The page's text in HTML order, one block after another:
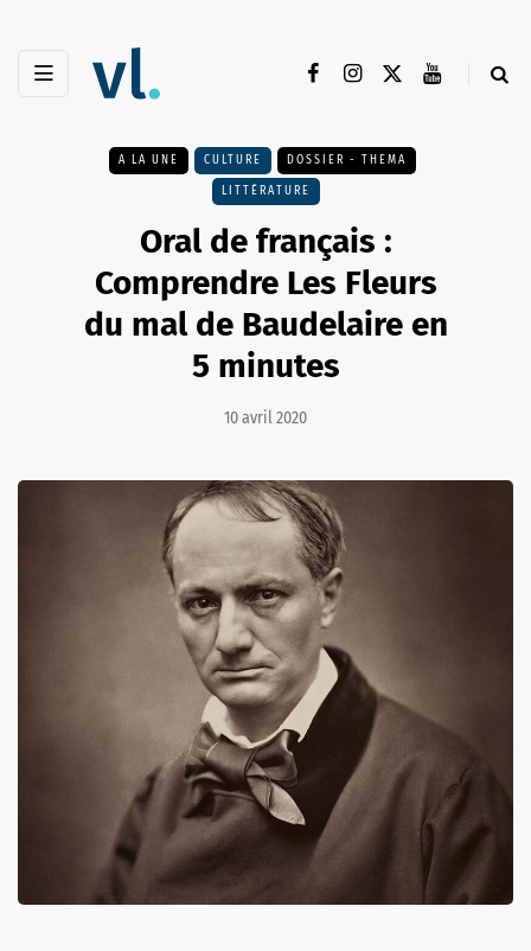
A LA UNE CULTURE DOSSIER - THEMA
LITTÉRATURE
Oral de français :
Comprendre Les Fleurs
du mal de Baudelaire en
5 minutes
10 avril 2020